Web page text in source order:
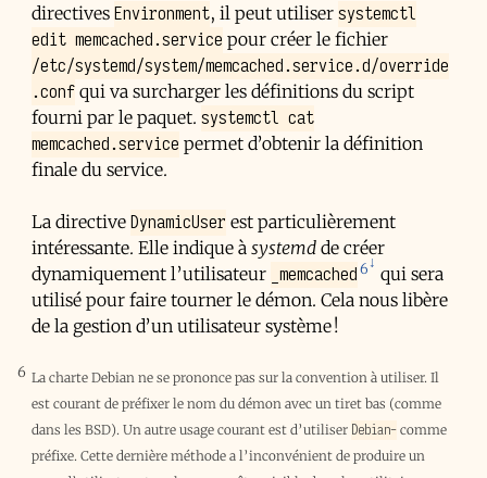
directives Environment, il peut utiliser systemctl
edit memcached.service pour créer le fichier
/etc/systemd/system/memcached.service.d/override
.confqui va surcharger les définitions du script
fourni par le paquet. systemctl cat
memcached.service permet d’obtenir la définition
finale du service.
La directive DynamicUser est particulièrement
intéressante. Elle indique à systemdde créer
dynamiquement l’utilisateur _memcached6
qui sera
utilisé pour faire tourner le démon. Cela nous libère
de la gestion d’un utilisateur système !
6 La charte Debian ne se prononce pas sur la convention à utiliser. Il
est courant de préfixer le nom du démon avec un tiret bas (comme
dans les BSD). Un autre usage courant est d’utiliser Debian-comme
préfixe. Cette dernière méthode a l’inconvénient de produire un